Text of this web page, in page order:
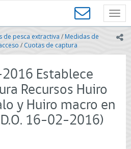
de pesca extractiva / Medidas de
/ Cuotas de captura
2016 Establece
Recursos Huiro
y Huiro macro en
16-02-2016)